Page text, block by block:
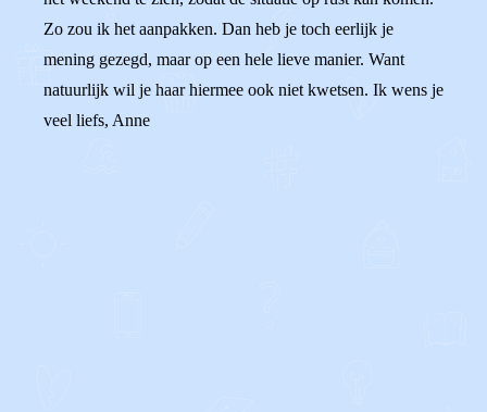
Zo zou ik het aanpakken. Dan heb je toch eerlijk je
mening gezegd, maar op een hele lieve manier. Want
natuurlijk wil je haar hiermee ook niet kwetsen. Ik wens je
veel liefs, Anne